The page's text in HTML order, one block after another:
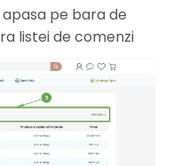
pe bara de
listei de comenzi